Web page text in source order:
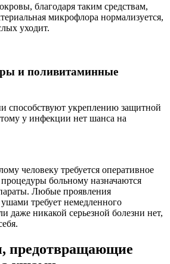
благодаря таким средствам,
микрофлора нормализуется,
уходит.
и поливитаминные
способствуют укреплению защитной
у инфекции нет шанса на
человеку требуется оперативное
больному назначаются
Любые проявления
ушами требует немедленного
даже никакой серьезной болезни нет,
предотвращающие